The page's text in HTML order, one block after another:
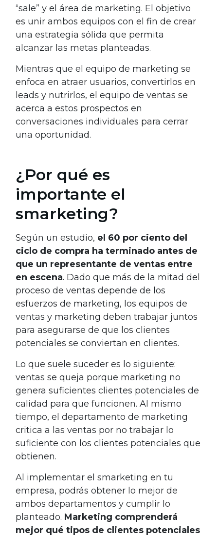
“sale” y el área de marketing. El objetivo
es unir ambos equipos con el fin de crear
una estrategia sólida que permita
alcanzar las metas planteadas.
Mientras que el equipo de marketing se
enfoca en atraer usuarios, convertirlos en
leads y nutrirlos, el equipo de ventas se
acerca a estos prospectos en
conversaciones individuales para cerrar
una oportunidad.
¿Por qué es
importante el
smarketing?
Según un estudio, el 60 por ciento del
ciclo de compra ha terminado antes de
que un representante de ventas entre
en escena. Dado que más de la mitad del
proceso de ventas depende de los
esfuerzos de marketing, los equipos de
ventas y marketing deben trabajar juntos
para asegurarse de que los clientes
potenciales se conviertan en clientes.
Lo que suele suceder es lo siguiente:
ventas se queja porque marketing no
genera suficientes clientes potenciales de
calidad para que funcionen. Al mismo
tiempo, el departamento de marketing
critica a las ventas por no trabajar lo
suficiente con los clientes potenciales que
obtienen.
Al implementar el smarketing en tu
empresa, podrás obtener lo mejor de
ambos departamentos y cumplir lo
planteado. Marketing comprenderá
mejor qué tipos de clientes potenciales